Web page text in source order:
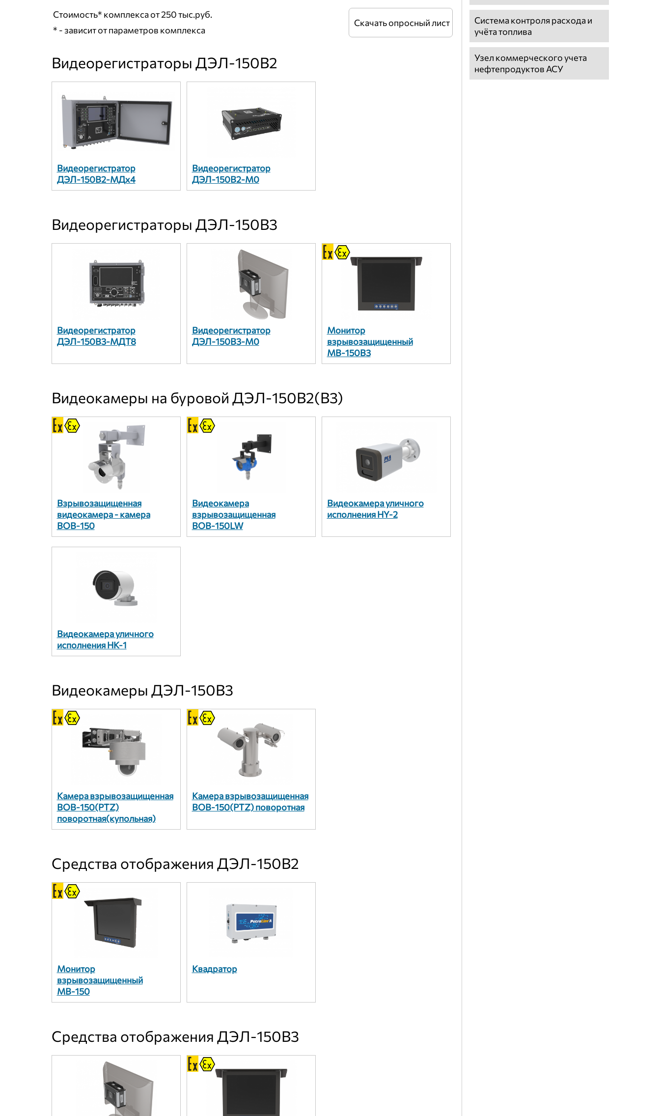
Стоимость* комплекса от 250 тыс.руб.
Скачать опросный лист
* - зависит от параметров комплекса
Видеорегистраторы ДЭЛ-150В2
Видеорегистратор
ДЭЛ-150В2-МДх4
Видеорегистратор
ДЭЛ-150В2-М0
Видеорегистраторы ДЭЛ-150В3
Видеорегистратор
ДЭЛ-150В3-МДТ8
Видеорегистратор
ДЭЛ-150В3-М0
Монитор
взрывозащищенный
МВ-150В3
Видеокамеры на буровой ДЭЛ-150В2(В3)
Взрывозащищенная
видеокамера - камера
ВОВ-150
Видеокамера
взрывозащищенная
ВОВ-150LW
Видеокамера уличного
исполнения НY-2
Видеокамера уличного
исполнения НК-1
Видеокамеры ДЭЛ-150В3
Камера взрывозащищенная
ВОВ-150(PTZ)
поворотная(купольная)
Камера взрывозащищенная
ВОВ-150(PTZ) поворотная
Средства отображения ДЭЛ-150В2
Монитор
взрывозащищенный
МВ-150
Квадратор
Средства отображения ДЭЛ-150В3
Система контроля расхода и
учёта топлива
Узел коммерческого учета
нефтепродуктов АСУ